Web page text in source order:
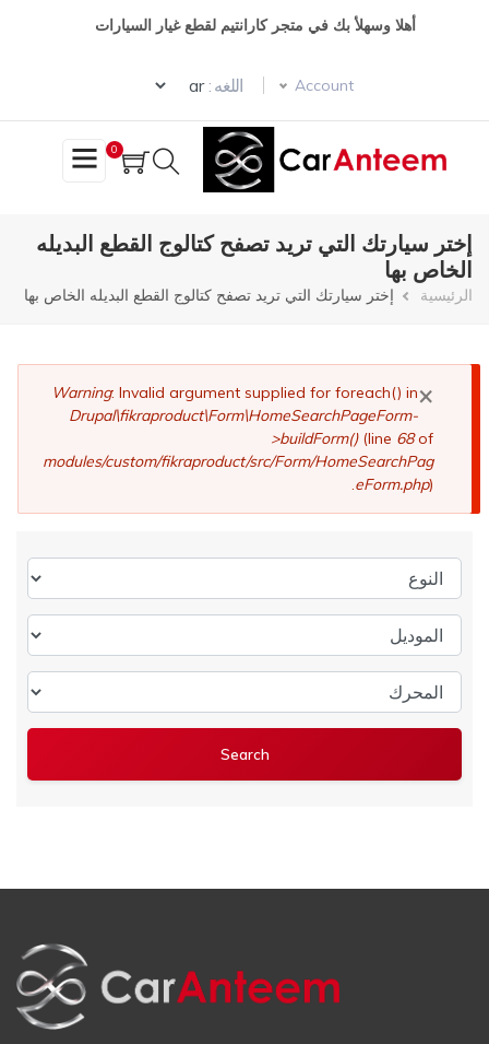
أهلا وسهلأ بك في متجر كارانتيم لقطع غيار السيارات
Account اللغه :
Select your language
0
إختر سيارتك التي تريد تصفح كتالوج القطع البديله
الخاص بها
مسار
الرئيسية إختر سيارتك التي تريد تصفح كتالوج القطع البديله الخاص بها
×
رسالة
الخطأ
Warning: Invalid argument supplied for foreach() in
Drupal\fikraproduct\Form\HomeSearchPageForm-
>buildForm()(line 68of
modules/custom/fikraproduct/src/Form/HomeSearchPag
eForm.php).
النوع
الموديل
المحرك